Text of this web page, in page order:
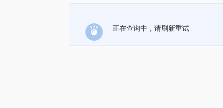
正在查询中，请刷新重试